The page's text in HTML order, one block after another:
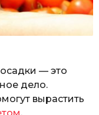
— это
дело.
вырастить